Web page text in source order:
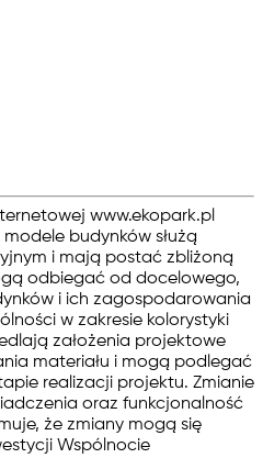
www.ekopark.pl
budynków służą
i mają postać zbliżoną
odbiegać od docelowego,
i ich zagospodarowania
w zakresie kolorystyki
założenia projektowe
materiału i mogą podlegać
realizacji projektu. Zmianie
oraz funkcjonalność
że zmiany mogą się
Wspólnocie